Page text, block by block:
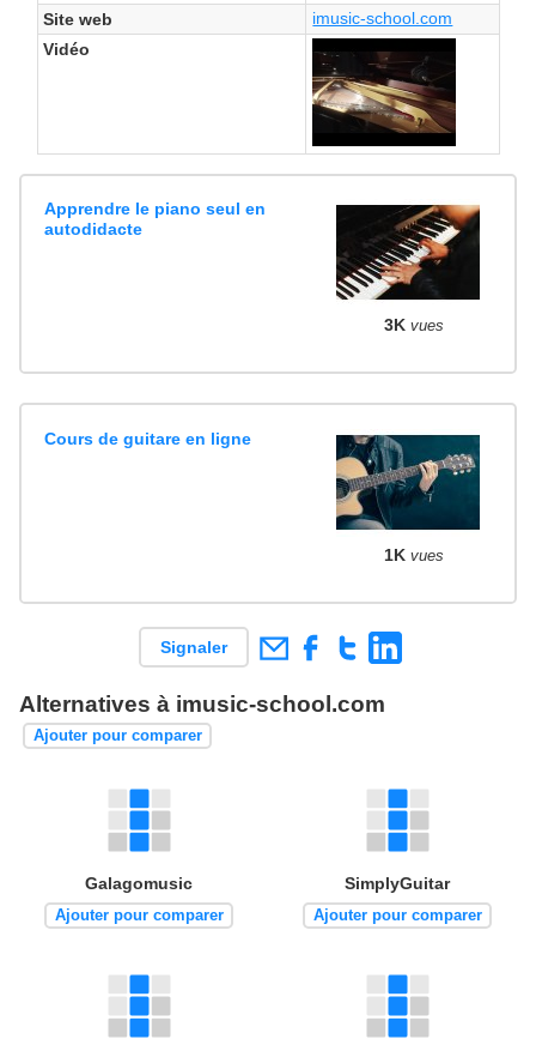
Site web
imusic-school.com
Vidéo
Apprendre le piano seul en
autodidacte
3K vues
Cours de guitare en ligne
1K vues
Signaler
Alternatives à imusic-school.com
Ajouter pour comparer
Galagomusic
Ajouter pour comparer
SimplyGuitar
Ajouter pour comparer